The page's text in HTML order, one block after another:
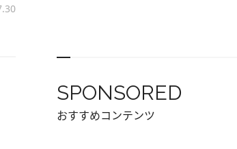
SPONSORED
おすすめコンテンツ